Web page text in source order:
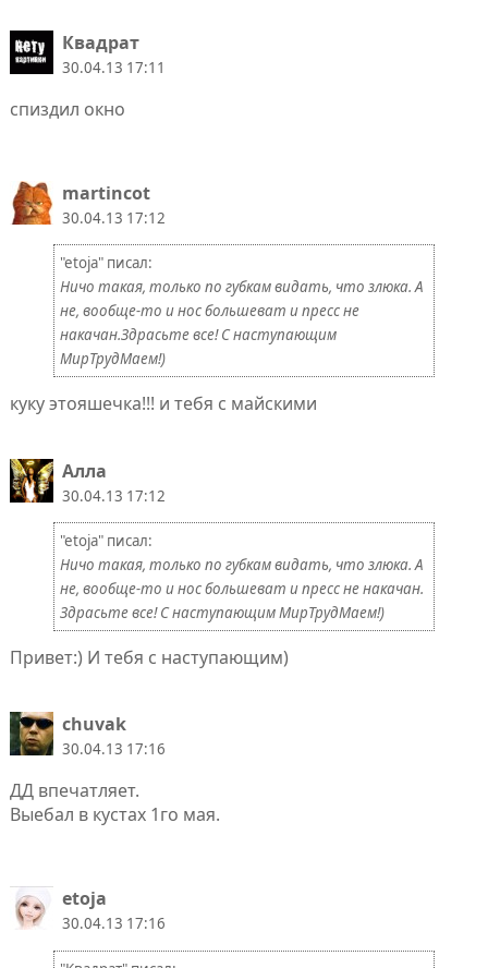
Квадрат
30.04.13 17:11
спиздил окно
martincot
30.04.13 17:12
"etoja" писал:
Ничо такая, только по губкам видать, что злюка. А
не, вообще-то и нос большеват и пресс не
накачан.Здрасьте все! С наступающим
МирТрудМаем!)
куку этояшечка!!! и тебя с майскими
Алла
30.04.13 17:12
"etoja" писал:
Ничо такая, только по губкам видать, что злюка. А
не, вообще-то и нос большеват и пресс не накачан.
Здрасьте все! С наступающим МирТрудМаем!)
Привет:) И тебя с наступающим)
chuvak
30.04.13 17:16
ДД впечатляет.
Выебал в кустах 1го мая.
etoja
30.04.13 17:16